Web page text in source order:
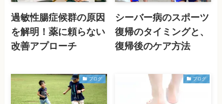
過敏性腸症候群の原因
を解明！薬に頼らない
改善アプローチ
シーバー病のスポーツ
復帰のタイミングと、
復帰後のケア方法
ブログ ブログ